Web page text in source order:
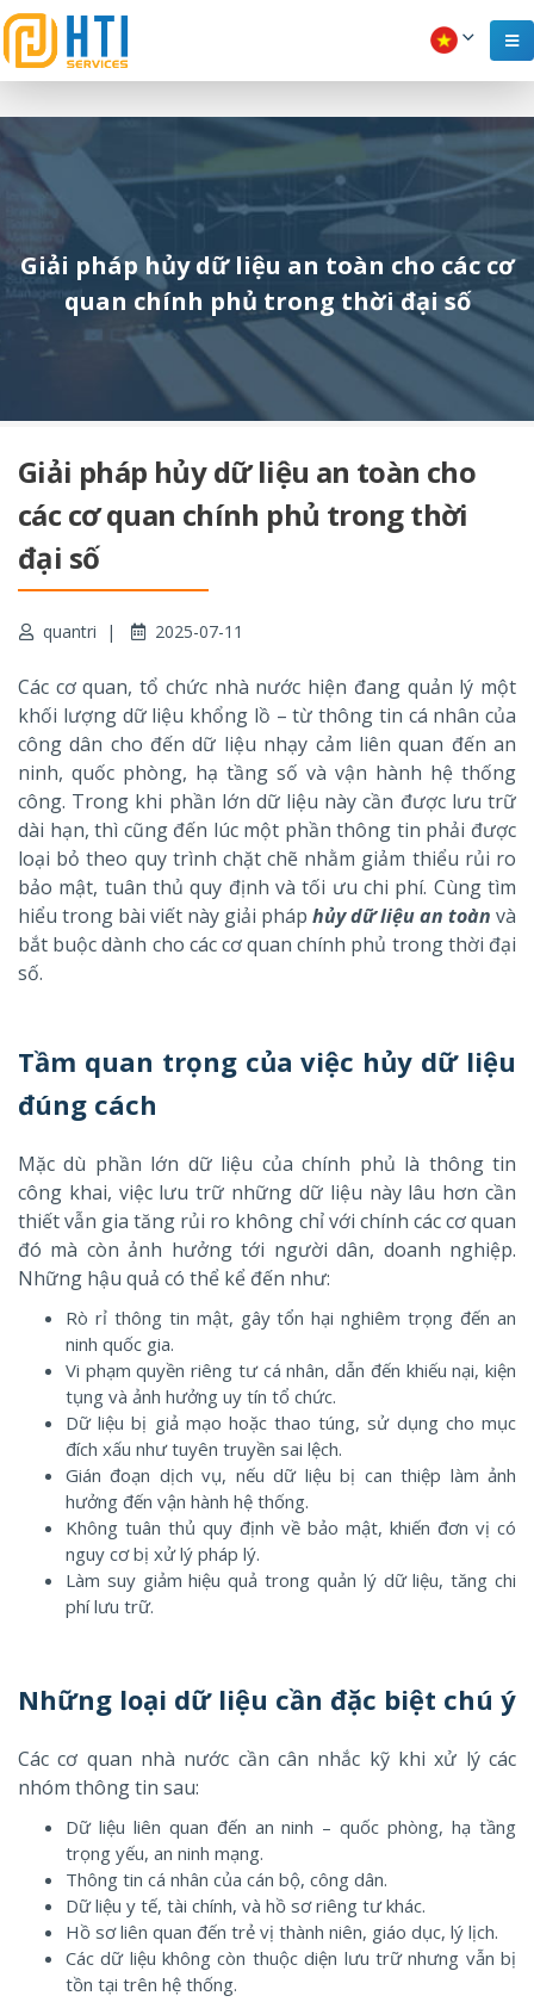
Giải pháp hủy dữ liệu an toàn cho các cơ
quan chính phủ trong thời đại số
Giải pháp hủy dữ liệu an toàn cho
các cơ quan chính phủ trong thời
đại số
quantri 2025-07-11
Các cơ quan, tổ chức nhà nước hiện đang quản lý một
khối lượng dữ liệu khổng lồ – từ thông tin cá nhân của
công dân cho đến dữ liệu nhạy cảm liên quan đến an
ninh, quốc phòng, hạ tầng số và vận hành hệ thống
công. Trong khi phần lớn dữ liệu này cần được lưu trữ
dài hạn, thì cũng đến lúc một phần thông tin phải được
loại bỏ theo quy trình chặt chẽ nhằm giảm thiểu rủi ro
bảo mật, tuân thủ quy định và tối ưu chi phí. Cùng tìm
hiểu trong bài viết này giải pháp hủy dữ liệu an toàn và
bắt buộc dành cho các cơ quan chính phủ trong thời đại
số.
Tầm quan trọng của việc hủy dữ liệu
đúng cách
Mặc dù phần lớn dữ liệu của chính phủ là thông tin
công khai, việc lưu trữ những dữ liệu này lâu hơn cần
thiết vẫn gia tăng rủi ro không chỉ với chính các cơ quan
đó mà còn ảnh hưởng tới người dân, doanh nghiệp.
Những hậu quả có thể kể đến như:
Rò rỉ thông tin mật, gây tổn hại nghiêm trọng đến an
ninh quốc gia.
Vi phạm quyền riêng tư cá nhân, dẫn đến khiếu nại, kiện
tụng và ảnh hưởng uy tín tổ chức.
Dữ liệu bị giả mạo hoặc thao túng, sử dụng cho mục
đích xấu như tuyên truyền sai lệch.
Gián đoạn dịch vụ, nếu dữ liệu bị can thiệp làm ảnh
hưởng đến vận hành hệ thống.
Không tuân thủ quy định về bảo mật, khiến đơn vị có
nguy cơ bị xử lý pháp lý.
Làm suy giảm hiệu quả trong quản lý dữ liệu, tăng chi
phí lưu trữ.
Những loại dữ liệu cần đặc biệt chú ý
Các cơ quan nhà nước cần cân nhắc kỹ khi xử lý các
nhóm thông tin sau:
Dữ liệu liên quan đến an ninh – quốc phòng, hạ tầng
trọng yếu, an ninh mạng.
Thông tin cá nhân của cán bộ, công dân.
Dữ liệu y tế, tài chính, và hồ sơ riêng tư khác.
Hồ sơ liên quan đến trẻ vị thành niên, giáo dục, lý lịch.
Các dữ liệu không còn thuộc diện lưu trữ nhưng vẫn bị
tồn tại trên hệ thống.